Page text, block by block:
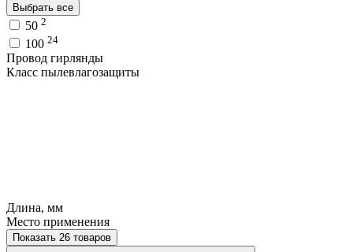
Выбрать все
50 2
100 24
Провод гирлянды
Класс пылевлагозащиты
Длина, мм
Место применения
Показать 26 товаров